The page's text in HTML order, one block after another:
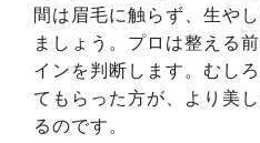
間は眉毛に触らず、生や
ましょう。プロは整える
インを判断します。むし
てもらった方が、より美
るのです。